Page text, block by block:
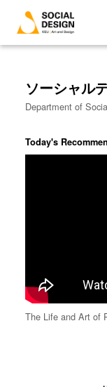
ソーシャル
Department of
Today's
The Life and Art of